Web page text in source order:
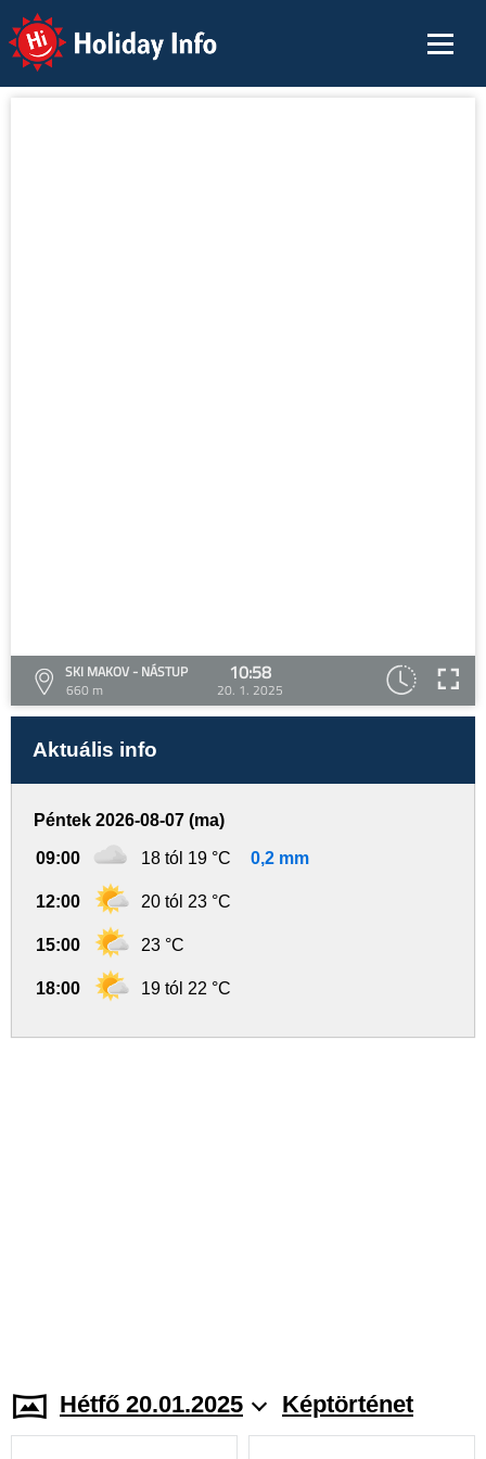
Holiday Info
SKI MAKOV - NÁSTUP
660 m
10:58
20. 1. 2025
Aktuális info
Péntek 2026-08-07 (ma)
09:00 18 tól 19 °C 0,2 mm
12:00 20 tól 23 °C
15:00 23 °C
18:00 19 tól 22 °C
Hétfő 20.01.2025 Képtörténet